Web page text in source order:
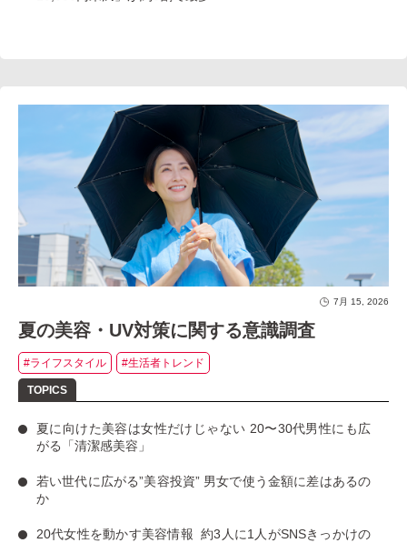
7月 15, 2026
夏の美容・UV対策に関する意識調査
#ライフスタイル #生活者トレンド
夏に向けた美容は女性だけじゃない 20〜30代男性にも広
がる「清潔感美容」
若い世代に広がる”美容投資” 男女で使う金額に差はあるの
か
20代女性を動かす美容情報約3人に1人がSNSきっかけの